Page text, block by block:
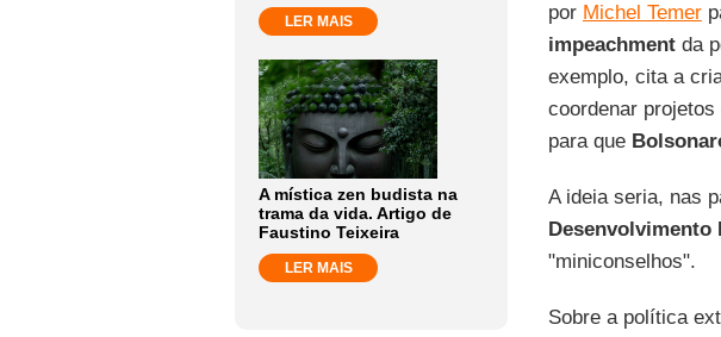
LER MAIS
A mística zen budista na
trama da vida. Artigo de
Faustino Teixeira
LER MAIS
por Michel Temer
impeachmentda
exemplo, cita a
coordenar
para que
A ideia seria, nas
Desenvolvimento
"miniconselhos".
Sobre a política